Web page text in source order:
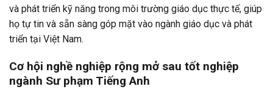
và phát triển kỹ năng trong môi trường giáo dục thực tế, giúp
họ tự tin và sẵn sàng góp mặt vào ngành giáo dục và phát
triển tại Việt Nam.
Cơ hội nghề nghiệp rộng mở sau tốt nghiệp
ngành Sư phạm Tiếng Anh